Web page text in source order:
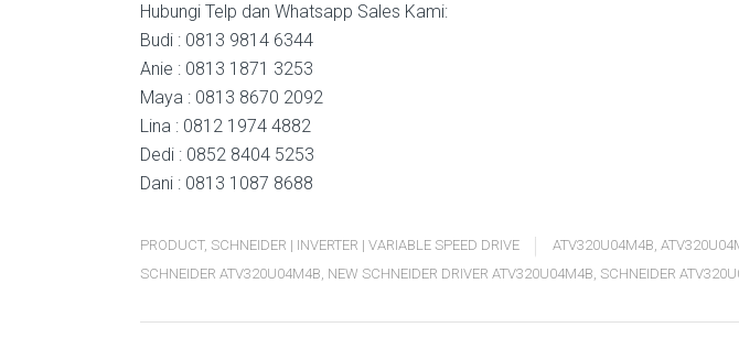
Hubungi Telp dan Whatsapp Sales Kami:
Budi : 0813 9814 6344
Anie : 0813 1871 3253
Maya : 0813 8670 2092
Lina : 0812 1974 4882
Dedi : 0852 8404 5253
Dani : 0813 1087 8688
PRODUCT, SCHNEIDER | INVERTER | VARIABLE SPEED DRIVE ATV320U04M4B,
SCHNEIDER ATV320U04M4B, NEW SCHNEIDER DRIVER ATV320U04M4B, SCHNEIDER